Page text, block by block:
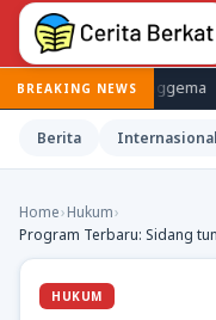
BREAKING NEWS
Nuklir Menggema
Berita Internasional
Home›Hukum›
Program Terbaru: Sidang
HUKUM